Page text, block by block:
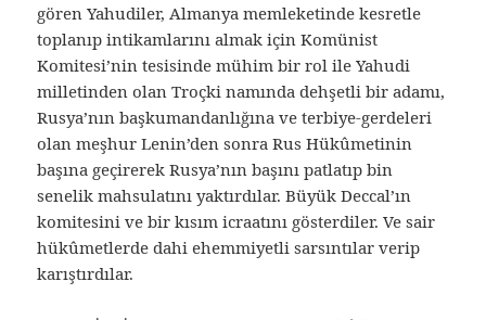
gören Yahudiler, Almanya memleketinde kesretle
toplanıp intikamlarını almak için Komünist
Komitesi’nin tesisinde mühim bir rol ile Yahudi
milletinden olan Troçki namında dehşetli bir adamı,
Rusya’nın başkumandanlığına ve terbiye-gerdeleri
olan meşhur Lenin’den sonra Rus Hükûmetinin
başına geçirerek Rusya’nın başını patlatıp bin
senelik mahsulatını yaktırdılar. Büyük Deccal’ın
komitesini ve bir kısım icraatını gösterdiler. Ve sair
hükûmetlerde dahi ehemmiyetli sarsıntılar verip
karıştırdılar.